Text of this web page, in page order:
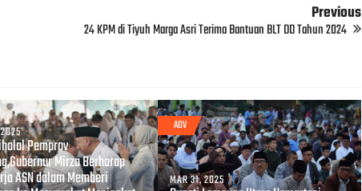
Previous
24 KPM di Tiyuh Marga Asri Terima Bantuan BLT DD Tahun 2024
Pemprov
Mirza Berharap
ASN dalam Memberi
ADV
MAR 31, 2025